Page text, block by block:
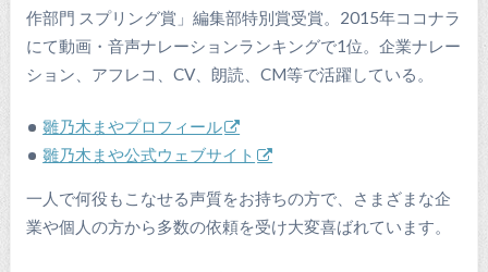
作部門 スプリング賞」編集部特別賞受賞。2015年ココナラ
にて動画・音声ナレーションランキングで1位。企業ナレー
ション、アフレコ、CV、朗読、CM等で活躍している。
雛乃木まやプロフィール
雛乃木まや公式ウェブサイト
一人で何役もこなせる声質をお持ちの方で、さまざまな企
業や個人の方から多数の依頼を受け大変喜ばれています。